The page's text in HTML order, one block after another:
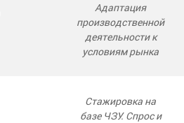
Адаптация
производственной
деятельности к
условиям рынка
Стажировка на
базе ЧЗУ. Спрос и